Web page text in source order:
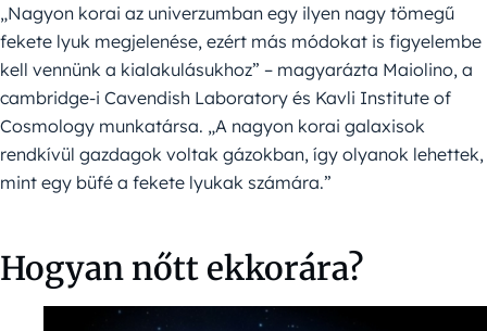
„Nagyon korai az univerzumban egy ilyen nagy tömegű
fekete lyuk megjelenése, ezért más módokat is figyelembe
kell vennünk a kialakulásukhoz” – magyarázta Maiolino, a
cambridge-i Cavendish Laboratory és Kavli Institute of
Cosmology munkatársa. „A nagyon korai galaxisok
rendkívül gazdagok voltak gázokban, így olyanok lehettek,
mint egy büfé a fekete lyukak számára.”
Hogyan nőtt ekkorára?